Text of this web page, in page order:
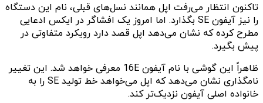
تاکنون انتظار می‌رفت اپل همانند نسل‌های قبلی، نام این دستگاه
را نیز آیفون SE بگذارد. اما امروز یک افشاگر در ایکس ادعایی
مطرح کرده که نشان می‌دهد اپل قصد دارد رویکرد متفاوتی در
پیش بگیرد.
ظاهراً این گوشی با نام آیفون 16E معرفی خواهد شد. این تغییر
نامگذاری نشان می‌دهد که اپل می‌خواهد خط تولید SE را به
خانواده اصلی آیفون نزدیک‌تر کند.